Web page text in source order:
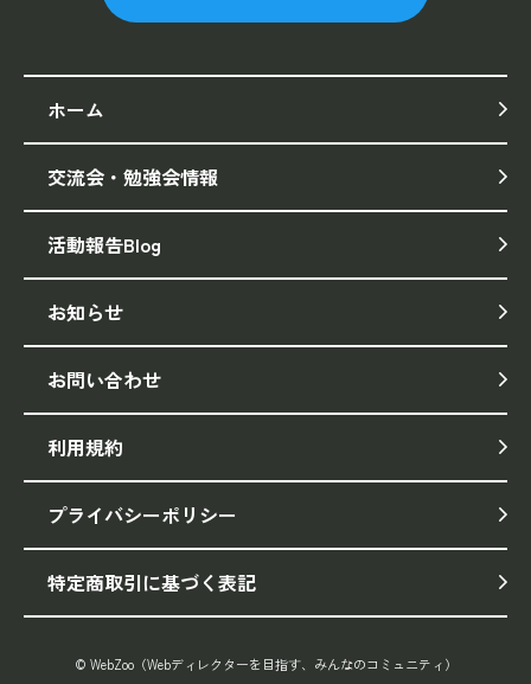
ホーム
交流会・勉強会情報
活動報告Blog
お知らせ
お問い合わせ
利用規約
プライバシーポリシー
特定商取引に基づく表記
© WebZoo（Webディレクターを目指す、みんなのコミュニティ）